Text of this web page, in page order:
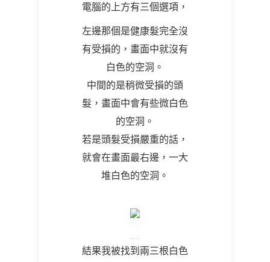
電腦的上方有三個選項，
左邊那個是健康髮完全沒
有受損的，畫面中就沒有
白色的空洞。
中間的是稍微受損的頭
髮，畫面中會有些微白色
的空洞。
若是頭髮受損嚴重的話，
就會在畫面最右邊，一大
堆白色的空洞。
結果我被找到兩三根白色